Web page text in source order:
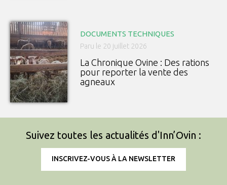
DOCUMENTS TECHNIQUES
Paru le 20 juillet 2026
La Chronique Ovine : Des rations
pour reporter la vente des
agneaux
Suivez toutes les actualités d'Inn’Ovin :
INSCRIVEZ-VOUS À LA NEWSLETTER